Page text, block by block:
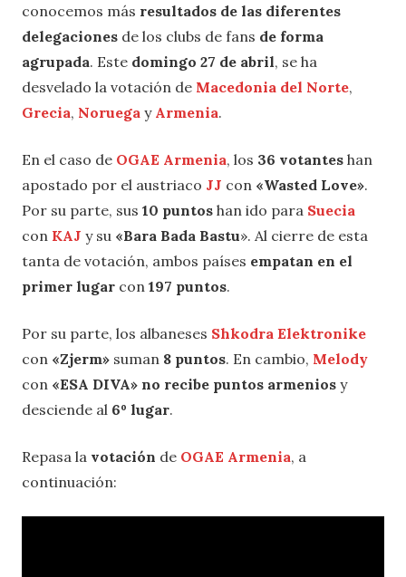
conocemos más resultados de las diferentes
delegaciones de los clubs de fans de forma
agrupada. Este domingo 27 de abril, se ha
desvelado la votación de Macedonia del Norte,
Grecia, Noruega y Armenia.
En el caso de OGAE Armenia, los 36 votantes han
apostado por el austriaco JJ con «Wasted Love».
Por su parte, sus 10 puntos han ido para Suecia
con KAJ y su «Bara Bada Bastu». Al cierre de esta
tanta de votación, ambos países empatan en el
primer lugar con 197 puntos.
Por su parte, los albaneses Shkodra Elektronike
con «Zjerm» suman 8 puntos. En cambio, Melody
con «ESA DIVA» no recibe puntos armenios y
desciende al 6º lugar.
Repasa la votación de OGAE Armenia, a
continuación: